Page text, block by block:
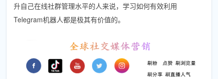
升自己在线社群管理水平的人来说，学习如何有效利用
Telegram机器人都是极其有价值的。